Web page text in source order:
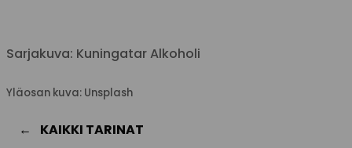
Sarjakuva: Kuningatar Alkoholi
Yläosan kuva: Unsplash
KAIKKI TARINAT